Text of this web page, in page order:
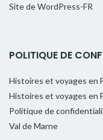
Site de WordPress-FR
POLITIQUE DE
Histoires et voyages en
Histoires et voyages en
Politique de
Val de Marne